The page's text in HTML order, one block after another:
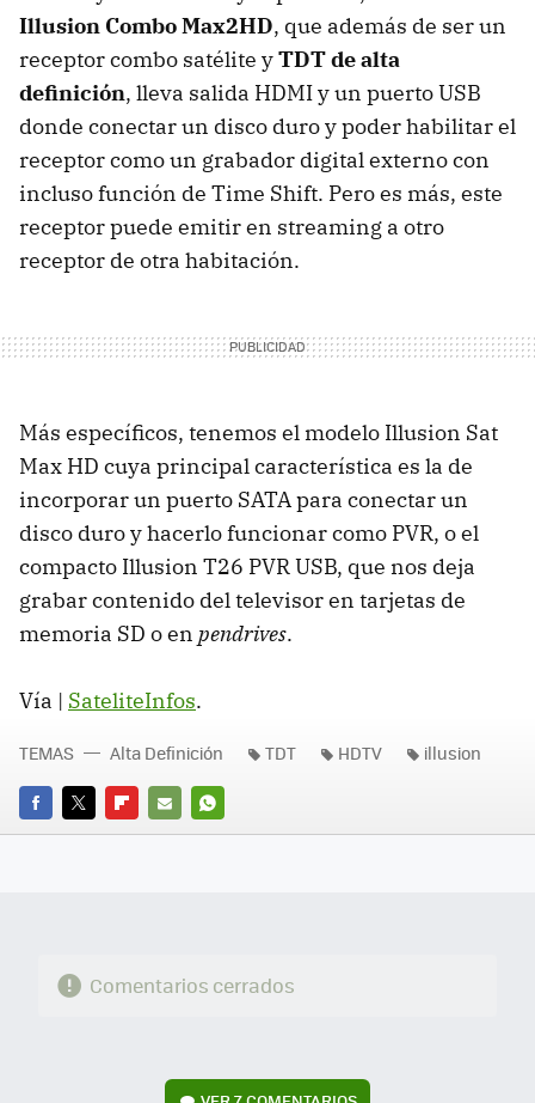
Illusion Combo Max2HD, que además de ser un
receptor combo satélite yTDTde alta
definición, lleva salida HDMIy un puertoUSB
donde conectar un disco duro y poder habilitar el
receptor como un grabador digital externo con
incluso función de Time Shift. Pero es más, este
receptor puede emitir en streaming a otro
receptor de otra habitación.
Más específicos, tenemos el modelo Illusion Sat
Max HD cuya principal característica es la de
incorporar un puerto SATApara conectar un
disco duro y hacerlo funcionar como PVR, o el
compacto Illusion T26 PVRUSB, que nos deja
grabar contenido del televisor en tarjetas de
memoria SD o en pendrives.
Vía | SateliteInfos.
FACEBOOK
TWITTERFLIPBOARD
E-
WHATSAPP
TEMAS Alta Definición TDT HDTV illusion
Comentarios cerrados